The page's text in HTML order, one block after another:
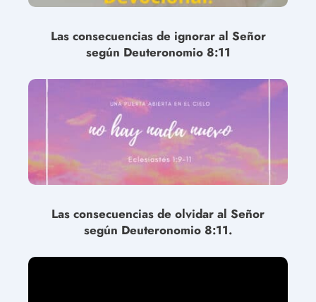
Las consecuencias de ignorar al Señor
según Deuteronomio 8:11
Las consecuencias de olvidar al Señor
según Deuteronomio 8:11.